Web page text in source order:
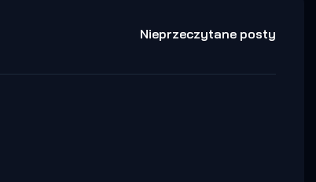
Nieprzeczytane posty